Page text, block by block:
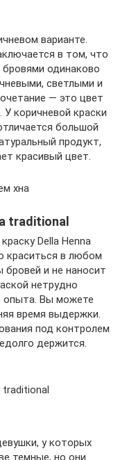
варианте.
в том, что
одинаково
светлыми и
— это цвет
коричневой краски
большой
продукт,
красивый цвет.
хна
traditional
Della Henna
краситься в любом
и не наносит
нетрудно
опыта. Вы можете
время выдержки.
под контролем
держится.
traditional
у которых
темные, но они